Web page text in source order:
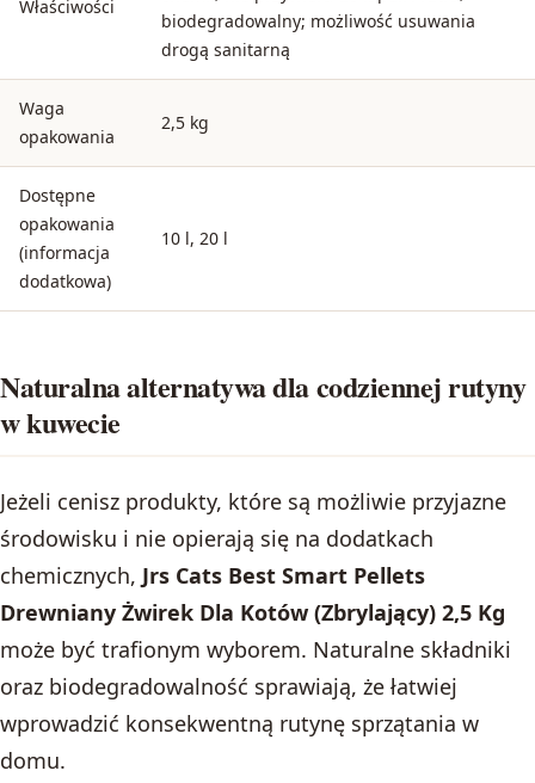
Właściwości
biodegradowalny; możliwość usuwania
drogą sanitarną
Waga
opakowania
2,5 kg
Dostępne
opakowania
(informacja
dodatkowa)
10 l, 20 l
Naturalna alternatywa dla codziennej rutyny
w kuwecie
Jeżeli cenisz produkty, które są możliwie przyjazne
środowisku i nie opierają się na dodatkach
chemicznych, Jrs Cats Best Smart Pellets
Drewniany Żwirek Dla Kotów (Zbrylający) 2,5 Kg
może być trafionym wyborem. Naturalne składniki
oraz biodegradowalność sprawiają, że łatwiej
wprowadzić konsekwentną rutynę sprzątania w
domu.